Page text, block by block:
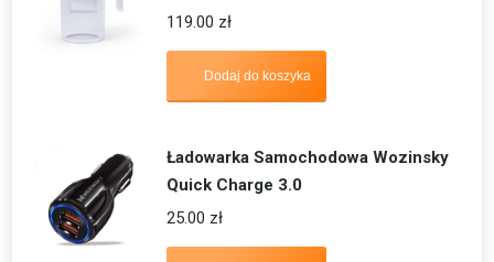
119.00 zł
Dodaj do koszyka
Ładowarka Samochodowa Wozinsky
Quick Charge 3.0
25.00 zł